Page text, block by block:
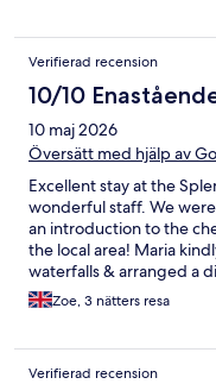
Verifierad recension
10/10
10 maj 2026
Översätt med hjälp av
Excellent stay at the
wonderful staff. We
an introduction to the
the local area! Maria
waterfalls & arranged a
restaurant. Breakfast
omelette options.
family & friends.
Zoe, 3 nätters resa
Verifierad recension